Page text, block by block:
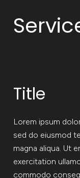
Title
Lorem ipsum
sed do eiusmod
magna aliqua. Ut
exercitation
commodo